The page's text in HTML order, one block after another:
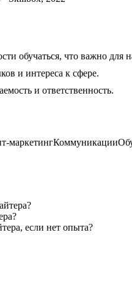
обучаться, что важно для
и интереса к сфере.
и ответственность.
маркетингКоммуникации
если нет опыта?